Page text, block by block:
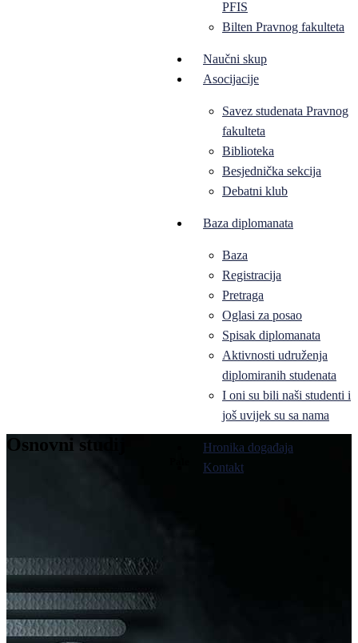
PFIS
Bilten Pravnog fakulteta
Naučni skup
Asocijacije
Savez studenata Pravnog
fakulteta
Biblioteka
Besjednička sekcija
Debatni klub
Baza diplomanata
Baza
Registracija
Pretraga
Oglasi za posao
Spisak diplomanata
Aktivnosti udruženja
diplomiranih studenata
I oni su bili naši studenti i
još uvijek su sa nama
Hronika događaja
Kontakt
Osnovni studij